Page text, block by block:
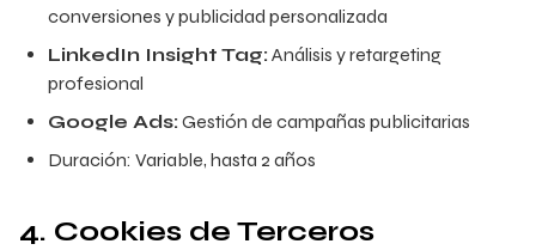
conversiones y publicidad personalizada
LinkedIn Insight Tag: Análisis y retargeting
profesional
Google Ads: Gestión de campañas publicitarias
Duración: Variable, hasta 2 años
4. Cookies de Terceros